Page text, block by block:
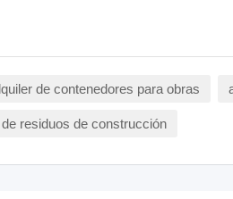
de contenedores para obras
residuos de construcción